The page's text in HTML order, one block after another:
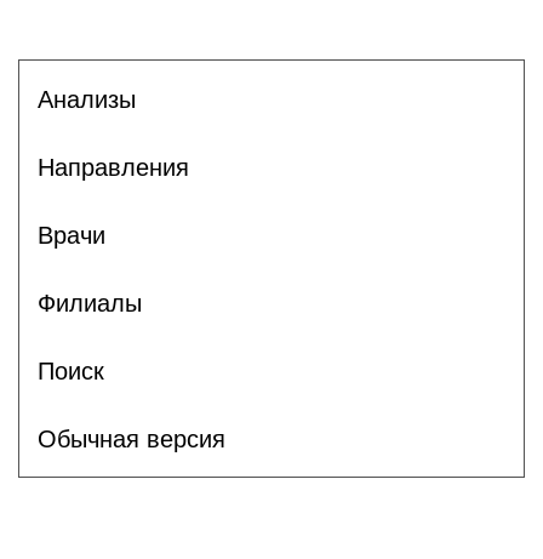
Анализы
Направления
Врачи
Филиалы
Поиск
Обычная версия